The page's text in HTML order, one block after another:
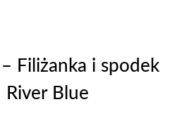
Filiżanka i spodek
River Blue